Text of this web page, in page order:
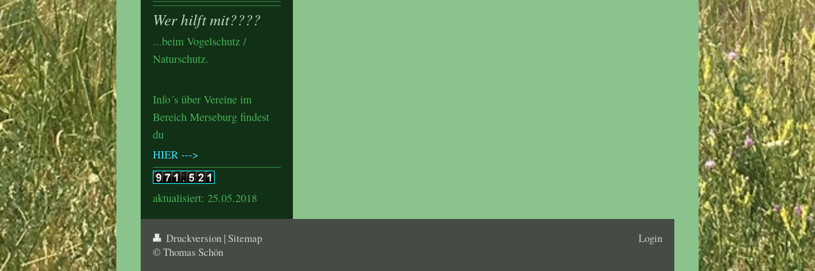
Wer hilft mit????
...beim Vogelschutz /
Naturschutz.
Info´s über Vereine im
Bereich Merseburg findest
du
HIER --->
aktualisiert: 25.05.2018
Druckversion |Sitemap
© Thomas Schön
Login